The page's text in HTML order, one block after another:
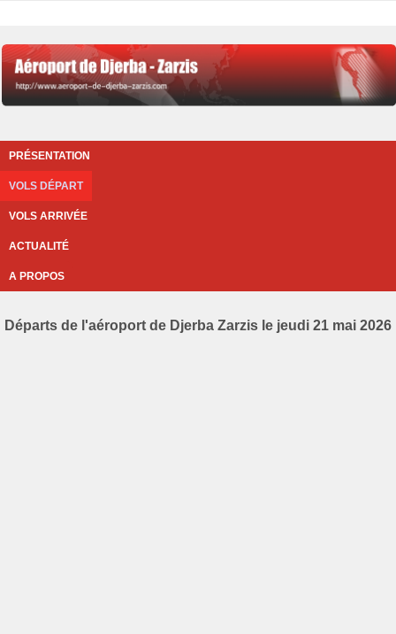
PRÉSENTATION
VOLS DÉPART
VOLS ARRIVÉE
ACTUALITÉ
A PROPOS
Départs de l'aéroport de Djerba Zarzis le jeudi 21 mai 2026